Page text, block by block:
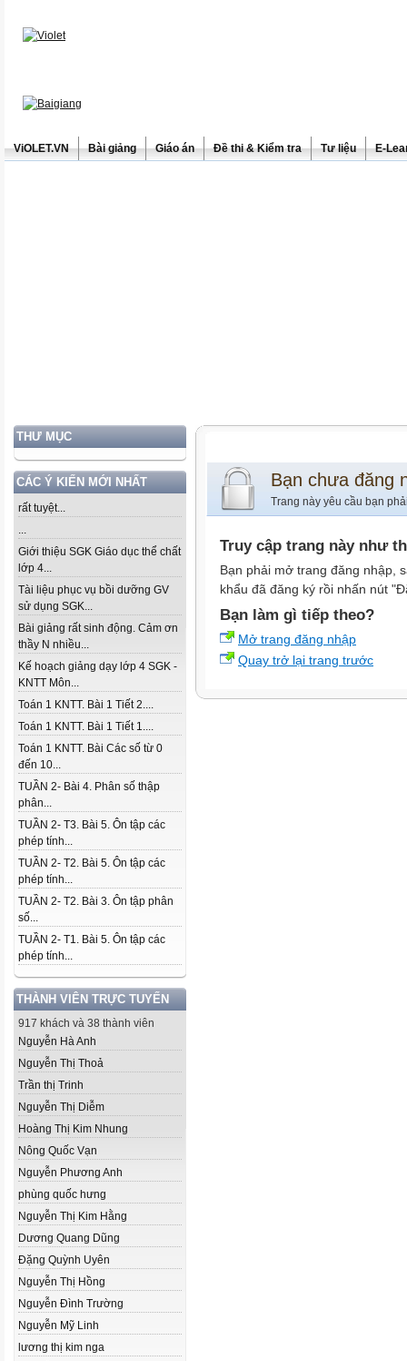
ViOLET.VN Bài giảng Giáo án Đề thi & Kiểm tra Tư liệu E-
THƯ MỤC
CÁC Ý KIẾN MỚI NHẤT
rất tuyệt...
...
Giới thiệu SGK Giáo dục thể chất
lớp 4...
Tài liệu phục vụ bồi dưỡng GV
sử dụng SGK...
Bài giảng rất sinh động. Cảm ơn
thầy N nhiều...
Kế hoạch giảng dạy lớp 4 SGK -
KNTT Môn...
Toán 1 KNTT. Bài 1 Tiết 2....
Toán 1 KNTT. Bài 1 Tiết 1....
Toán 1 KNTT. Bài Các số từ 0
đến 10...
TUẦN 2- Bài 4. Phân số thập
phân...
TUẦN 2- T3. Bài 5. Ôn tập các
phép tính...
TUẦN 2- T2. Bài 5. Ôn tập các
phép tính...
TUẦN 2- T2. Bài 3. Ôn tập phân
số...
TUẦN 2- T1. Bài 5. Ôn tập các
phép tính...
THÀNH VIÊN TRỰC TUYẾN
917 khách và 38 thành viên
Nguyễn Hà Anh
Nguyễn Thị Thoả
Trần thị Trinh
Nguyễn Thị Diễm
Hoàng Thị Kim Nhung
Nông Quốc Vạn
Nguyễn Phương Anh
phùng quốc hưng
Nguyễn Thị Kim Hằng
Dương Quang Dũng
Đặng Quỳnh Uyên
Nguyễn Thị Hồng
Nguyễn Đình Trường
Nguyễn Mỹ Linh
lương thị kim nga
Bạn chưa đăng
Trang này yêu cầu bạn
Truy cập trang này như
Bạn phải mở trang đăng nhập,
khẩu đã đăng ký rồi nhấn nút
Bạn làm gì tiếp theo?
Mở trang đăng nhập
Quay trở lại trang trước